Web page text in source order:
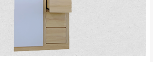
的顏色、質感稍有不同，如因此而需
需自付來回運費及人資成本
詳加確認。(包含商品尺寸是否合適)。
確認商品尺寸，大型物件因為人工
免會有些許誤差值(約正負0.5CM)